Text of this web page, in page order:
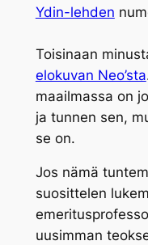
Ydin-lehden
Toisinaan
elokuvan Neo’sta
maailmassa on
ja tunnen sen,
se on.
Jos nämä
suosittelen
uusimman